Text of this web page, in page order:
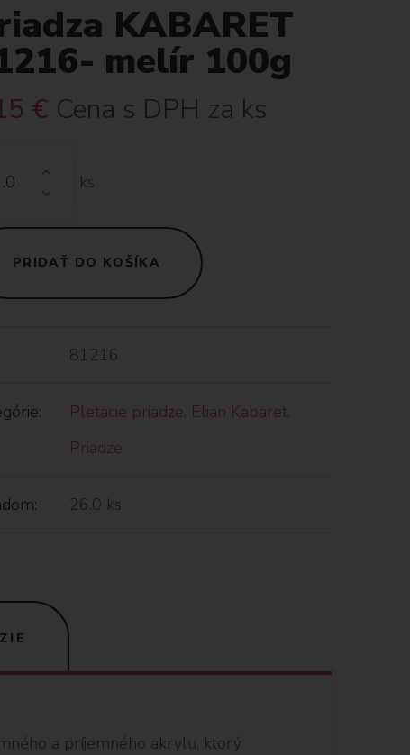
KABARET
melír 100g
€ Cena s DPH za ks
ks
PRIDAŤ DO KOŠÍKA
81216
Pletacie priadze, Elian Kabaret,
Priadze
26.0 ks
a príjemného akrylu, ktorý